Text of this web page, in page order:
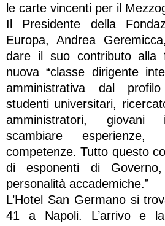
le carte vincenti per il
Il Presidente della
Europa, Andrea
dare il suo contributo alla
nuova “classe dirigente
amministrativa dal
studenti universitari,
amministratori, giovani
scambiare
competenze. Tutto questo
di esponenti di
personalità accademiche.”
L’Hotel San Germano si
41 a Napoli. L’arrivo e